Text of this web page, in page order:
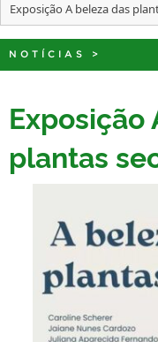
OUVIDORIA
TELEFONES
Exposição A beleza das
NOTÍCIAS >
Exposição
plantas